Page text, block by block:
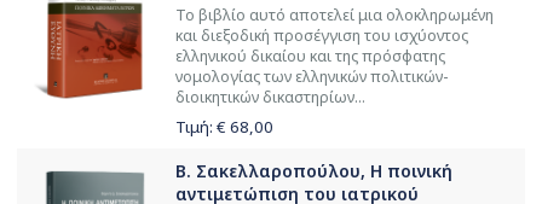
Το βιβλίο αυτό αποτελεί μια ολοκληρωμένη
και διεξοδική προσέγγιση του ισχύοντος
ελληνικού δικαίου και της πρόσφατης
νομολογίας των ελληνικών πολιτικών-
διοικητικών δικαστηρίων...
Τιμή: € 68,00
Β. Σακελλαροπούλου, Η ποινική
αντιμετώπιση του ιατρικού